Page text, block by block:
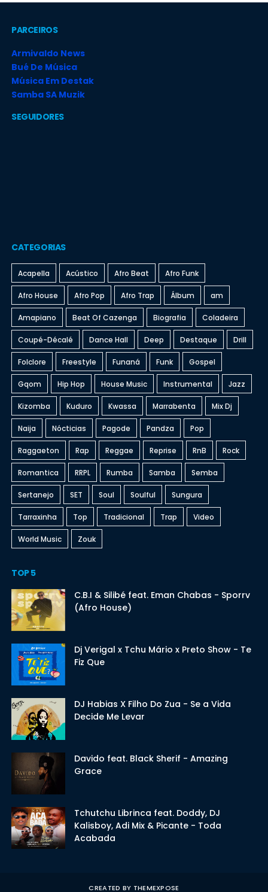
PARCEIROS
Armivaldo News
Bué De Música
Música Em Destak
Samba SA Muzik
SEGUIDORES
CATEGORIAS
Acapella Acústico Afro Beat Afro Funk
Afro House Afro Pop Afro Trap Álbum am
Amapiano Beat Of Cazenga Biografia Coladeira
Coupé-Décalé Dance Hall Deep Destaque Drill
Folclore Freestyle Funaná Funk Gospel
Gqom Hip Hop House Music Instrumental Jazz
Kizomba Kuduro Kwassa Marrabenta Mix Dj
Naija Nócticias Pagode Pandza Pop
Raggaeton Rap Reggae Reprise RnB Rock
Romantica RRPL Rumba Samba Semba
Sertanejo SET Soul Soulful Sungura
Tarraxinha Top Tradicional Trap Video
World Music Zouk
TOP 5
C.B.I & Silibé feat. Eman Chabas - Sporrv
(Afro House)
Dj Verigal x Tchu Mário x Preto Show - Te
Fiz Que
DJ Habias X Filho Do Zua - Se a Vida
Decide Me Levar
Davido feat. Black Sherif - Amazing
Grace
Tchutchu Librinca feat. Doddy, DJ
Kalisboy, Adi Mix & Picante - Toda
Acabada
CREATED BY THEMEXPOSE